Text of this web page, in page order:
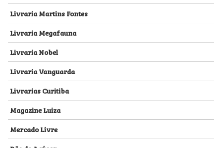
Livraria Martins Fontes
Livraria Megafauna
Livraria Nobel
Livraria Vanguarda
Livrarias Curitiba
Magazine Luiza
Mercado Livre